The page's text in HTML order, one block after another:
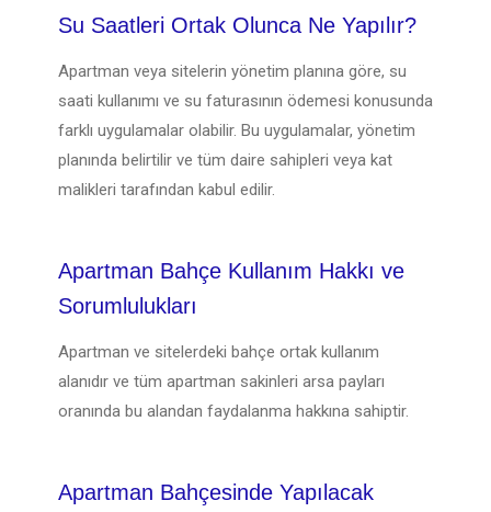
Su Saatleri Ortak Olunca Ne Yapılır?
Apartman veya sitelerin yönetim planına göre, su
saati kullanımı ve su faturasının ödemesi konusunda
farklı uygulamalar olabilir. Bu uygulamalar, yönetim
planında belirtilir ve tüm daire sahipleri veya kat
malikleri tarafından kabul edilir.
Apartman Bahçe Kullanım Hakkı ve
Sorumlulukları
Apartman ve sitelerdeki bahçe ortak kullanım
alanıdır ve tüm apartman sakinleri arsa payları
oranında bu alandan faydalanma hakkına sahiptir.
Apartman Bahçesinde Yapılacak